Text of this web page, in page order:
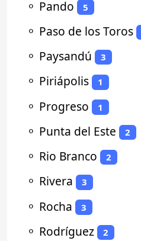
⚬ Pando 5
⚬ Paso de los Toros
⚬ Paysandú 3
⚬ Piriápolis 1
⚬ Progreso 1
⚬ Punta del Este 2
⚬ Rio Branco 2
⚬ Rivera 3
⚬ Rocha 3
⚬ Rodríguez 2